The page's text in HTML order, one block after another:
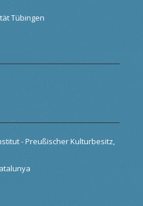
Tübingen
- Preußischer Kulturbesitz,